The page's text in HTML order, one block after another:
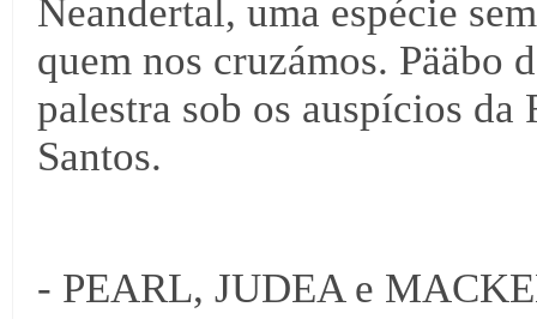
Neandertal, uma espécie
quem nos cruzámos. Pääbo
palestra sob os auspícios
Santos.
- PEARL, JUDEA e